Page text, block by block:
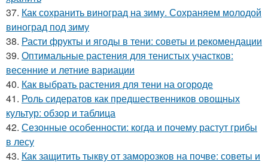
37. Как сохранить виноград на зиму. Сохраняем молодой
виноград под зиму
38. Расти фрукты и ягоды в тени: советы и рекомендации
39. Оптимальные растения для тенистых участков:
весенние и летние вариации
40. Как выбрать растения для тени на огороде
41. Роль сидератов как предшественников овощных
культур: обзор и таблица
42. Сезонные особенности: когда и почему растут грибы
в лесу
43. Как защитить тыкву от заморозков на почве: советы и